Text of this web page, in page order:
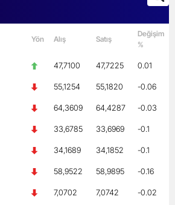
Yön Alış Satış
Değişim
%
47,7100 47,7225 0.01
55,1254 55,1820 -0.06
64,3609 64,4287 -0.03
33,6785 33,6969 -0.1
34,1689 34,1852 -0.1
58,9522 58,9895 -0.16
7,0702 7,0742 -0.02